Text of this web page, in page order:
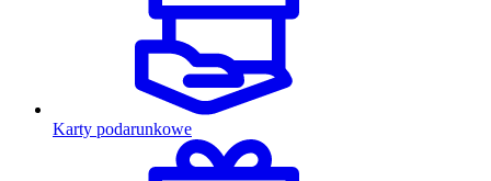
Karty podarunkowe